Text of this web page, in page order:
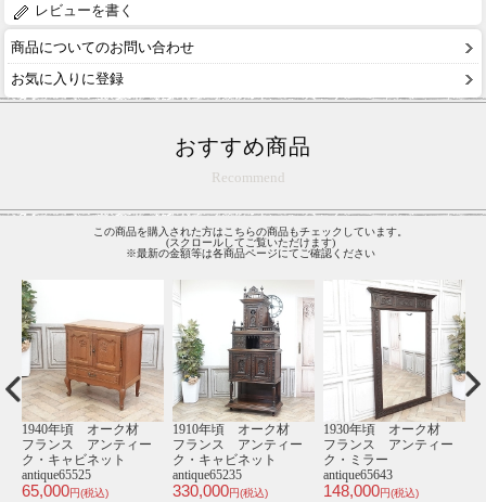
レビューを書く
商品についてのお問い合わせ
お気に入りに登録
おすすめ商品
Recommend
この商品を購入された方はこちらの商品もチェックしています。
(スクロールしてご覧いただけます)
※最新の金額等は各商品ページにてご確認ください
1930年頃 オーク材
フランス アンティー
ク・ワードローブ
antique65610
250,000円(税込)
1920年頃 マホガニー
材 イギリス アンテ
ィーク・ショーケー
ス antique81123
168,000円(税込)
1920年頃 オーク材
フランス アンティー
ク・ナイトテーブル
antique65641
59,000円(税込)